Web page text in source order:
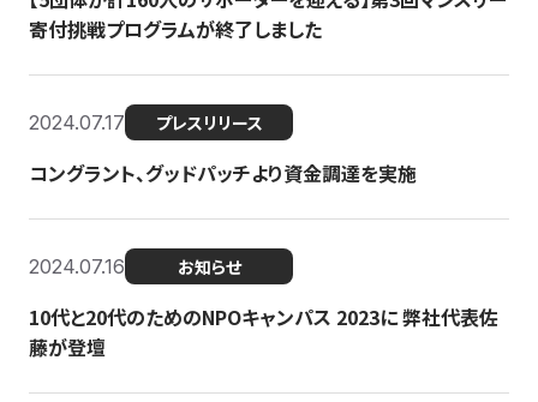
寄付挑戦プログラムが終了しました
2024.07.17 プレスリリース
コングラント、グッドパッチより資金調達を実施
2024.07.16 お知らせ
10代と20代のためのNPOキャンパス 2023に 弊社代表佐
藤が登壇